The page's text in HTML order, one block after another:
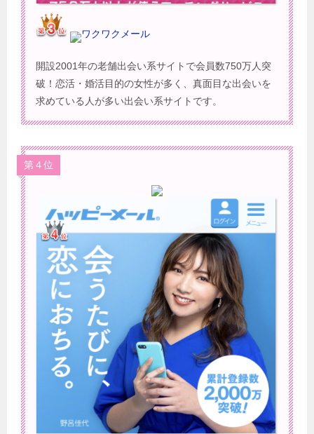
ワクワクメール
開設2001年の老舗出会い系サイトで会員数750万人突
破！恋活・婚活目的の女性が多く、真面目な出会いを
求めている人が多い出会い系サイトです。
第４位